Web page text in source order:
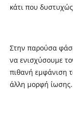
κάτι που
Στην παρούσα
να ενισχύσουμε
πιθανή εμφάνιση
άλλη μορφή ίωσης.